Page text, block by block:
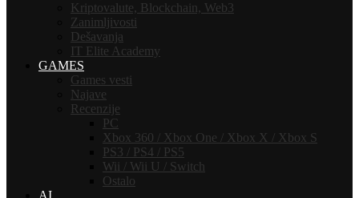
Kriptovalute, Blockchain, Web3
Zanimljivosti
Dešavanja
IT Elite Academy
GAMES
Games vesti
Najave
Recenzije
PC
Xbox 360 / Xbox One / Xbox X / Xbox S
PS3 / PS4 / PS5
Wii / Wii U / Switch
Ostalo
AI